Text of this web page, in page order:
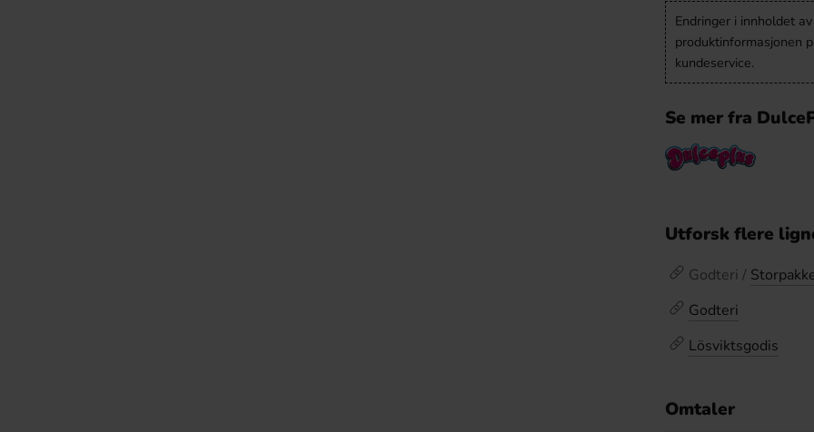
Endringer i innholdet
produktinformasjonen
kundeservice.
Se mer fra
Utforsk flere
Godteri /
Godteri
Lösviktsgodis
Omtaler